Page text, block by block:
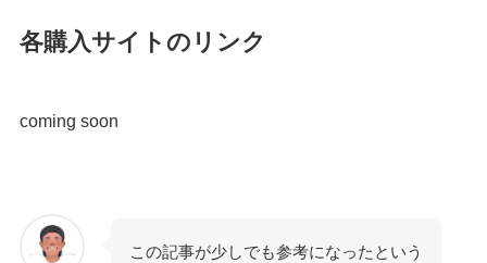
各購入サイトのリンク
coming soon
この記事が少しでも参考になったという